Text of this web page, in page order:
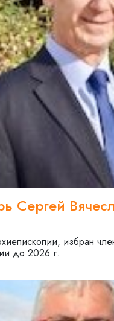
Сергей
избран
до 2026 г.